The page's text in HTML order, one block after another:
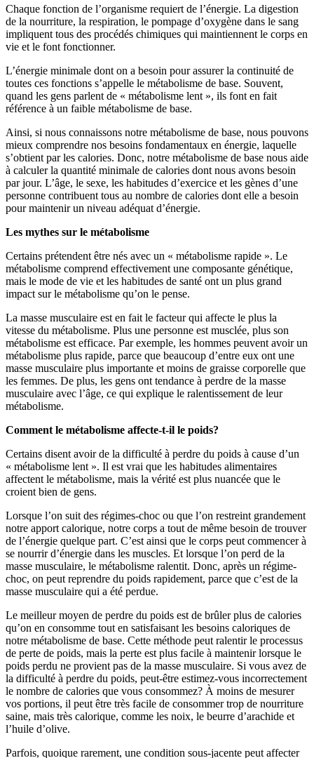
Chaque fonction de l’organisme requiert de l’énergie. La digestion
de la nourriture, la respiration, le pompage d’oxygène dans le sang
impliquent tous des procédés chimiques qui maintiennent le corps en
vie et le font fonctionner.
L’énergie minimale dont on a besoin pour assurer la continuité de
toutes ces fonctions s’appelle le métabolisme de base. Souvent,
quand les gens parlent de « métabolisme lent », ils font en fait
référence à un faible métabolisme de base.
Ainsi, si nous connaissons notre métabolisme de base, nous pouvons
mieux comprendre nos besoins fondamentaux en énergie, laquelle
s’obtient par les calories. Donc, notre métabolisme de base nous aide
à calculer la quantité minimale de calories dont nous avons besoin
par jour. L’âge, le sexe, les habitudes d’exercice et les gènes d’une
personne contribuent tous au nombre de calories dont elle a besoin
pour maintenir un niveau adéquat d’énergie.
Les mythes sur le métabolisme
Certains prétendent être nés avec un « métabolisme rapide ». Le
métabolisme comprend effectivement une composante génétique,
mais le mode de vie et les habitudes de santé ont un plus grand
impact sur le métabolisme qu’on le pense.
La masse musculaire est en fait le facteur qui affecte le plus la
vitesse du métabolisme. Plus une personne est musclée, plus son
métabolisme est efficace. Par exemple, les hommes peuvent avoir un
métabolisme plus rapide, parce que beaucoup d’entre eux ont une
masse musculaire plus importante et moins de graisse corporelle que
les femmes. De plus, les gens ont tendance à perdre de la masse
musculaire avec l’âge, ce qui explique le ralentissement de leur
métabolisme.
Comment le métabolisme affecte-t-il le poids?
Certains disent avoir de la difficulté à perdre du poids à cause d’un
« métabolisme lent ». Il est vrai que les habitudes alimentaires
affectent le métabolisme, mais la vérité est plus nuancée que le
croient bien de gens.
Lorsque l’on suit des régimes-choc ou que l’on restreint grandement
notre apport calorique, notre corps a tout de même besoin de trouver
de l’énergie quelque part. C’est ainsi que le corps peut commencer à
se nourrir d’énergie dans les muscles. Et lorsque l’on perd de la
masse musculaire, le métabolisme ralentit. Donc, après un régime-
choc, on peut reprendre du poids rapidement, parce que c’est de la
masse musculaire qui a été perdue.
Le meilleur moyen de perdre du poids est de brûler plus de calories
qu’on en consomme tout en satisfaisant les besoins caloriques de
notre métabolisme de base. Cette méthode peut ralentir le processus
de perte de poids, mais la perte est plus facile à maintenir lorsque le
poids perdu ne provient pas de la masse musculaire. Si vous avez de
la difficulté à perdre du poids, peut-être estimez-vous incorrectement
le nombre de calories que vous consommez? À moins de mesurer
vos portions, il peut être très facile de consommer trop de nourriture
saine, mais très calorique, comme les noix, le beurre d’arachide et
l’huile d’olive.
Parfois, quoique rarement, une condition sous-jacente peut affecter